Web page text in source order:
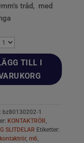
tråd, med
TILL I
bz80130202-1
KONTAKTRÖR
SLITDELAR Etiketter:
kontaktrör,m6